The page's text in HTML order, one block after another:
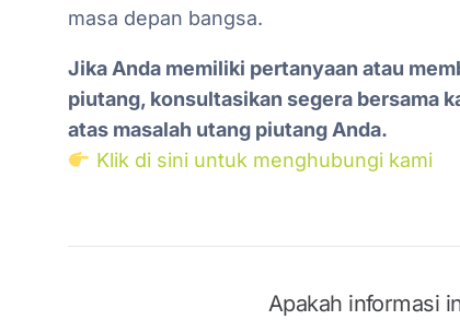
masa depan bangsa.
Jika Anda memiliki pertanyaan atau
piutang, konsultasikan segera bersama
atas masalah utang piutang Anda.
Klik di sini untuk menghubungi kami
Apakah informasi